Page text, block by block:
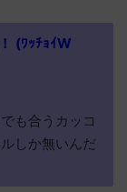
(ﾜｯﾁｮｲW
も合うカッコ
しか無いんだ